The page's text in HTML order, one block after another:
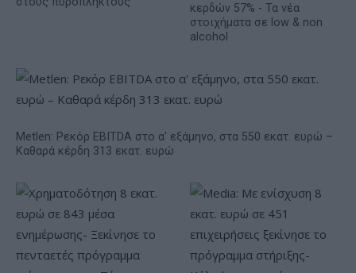
κερδών 57% - Τα νέα
στοιχήματα σε low & non
alcohol
Metlen: Ρεκόρ EBITDA στο α' εξάμηνο, στα 550 εκατ. ευρώ –
Καθαρά κέρδη 313 εκατ. ευρώ